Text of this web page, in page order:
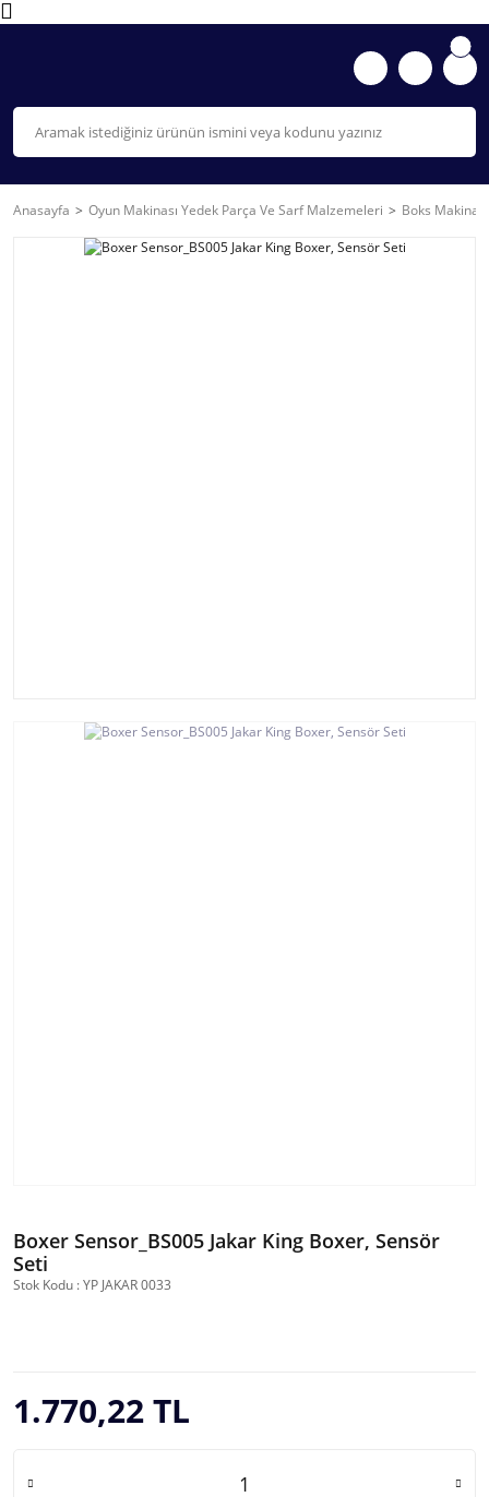
Anasayfa Oyun Makinası Yedek Parça Ve Sarf Malzemeleri Boks
Boxer Sensor_BS005 Jakar King Boxer, Sensör
Seti
Stok Kodu : YP JAKAR 0033
1.770,22 TL